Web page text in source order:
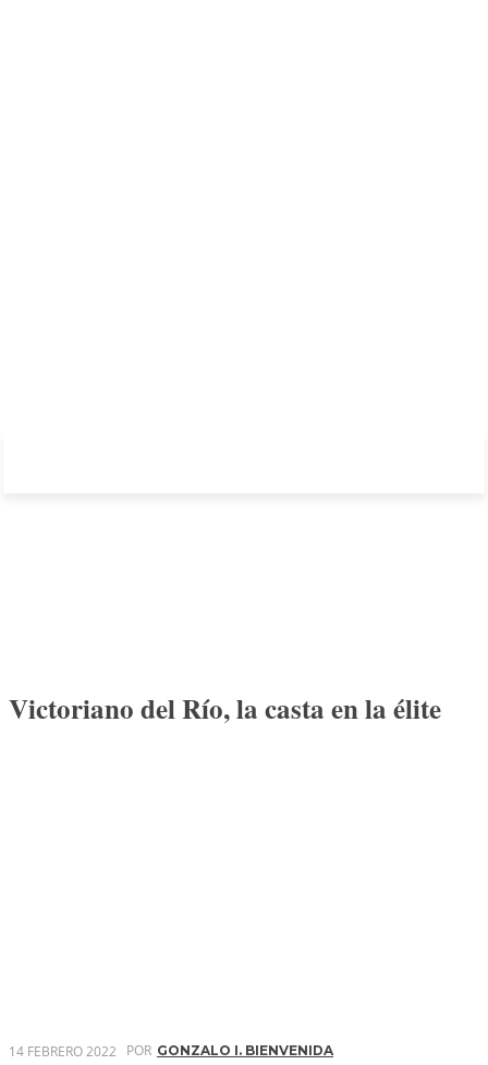
Victoriano del Río, la casta en la élite
14 FEBRERO 2022 POR GONZALO I. BIENVENIDA